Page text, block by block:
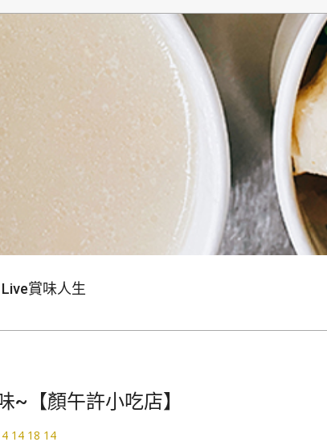
賞味人生
~【顏午許小吃店】